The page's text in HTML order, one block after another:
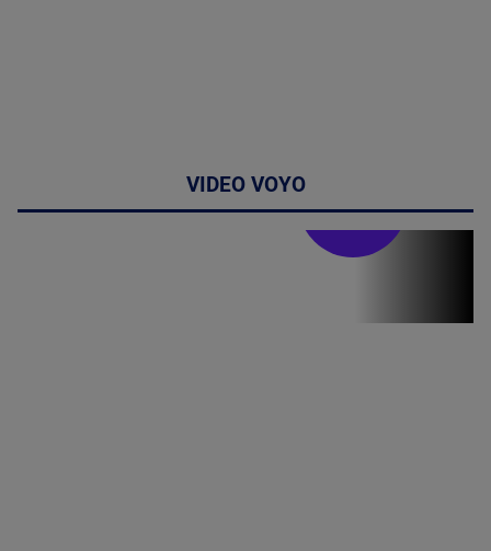
VIDEO VOYO
Stirile PRO TV